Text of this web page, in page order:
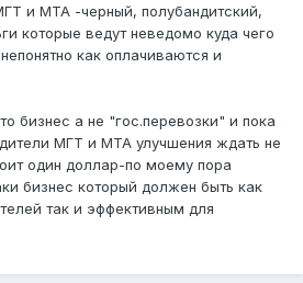
и МТА -черный, полубандитский,
которые ведут неведомо куда чего
как оплачиваются и
бизнес а не "гос.перевозки" и пока
МГТ и МТА улучшения ждать не
один доллар-по моему пора
бизнес который должен быть как
так и эффективным для